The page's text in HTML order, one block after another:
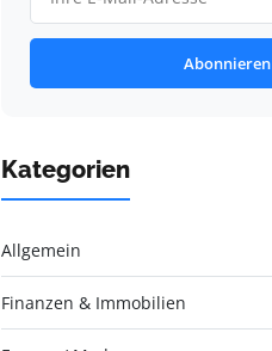
Abonnieren
Kategorien
Allgemein
Finanzen & Immobilien